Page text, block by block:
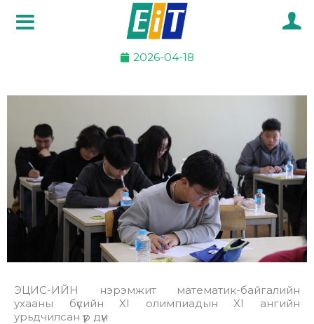
2026-04-18
ЭЦИС-ИЙН нэрэмжит математик-байгалийн
ухааны бүсийн XI олимпиадын XI ангийн
урьдчилсан үр дүн